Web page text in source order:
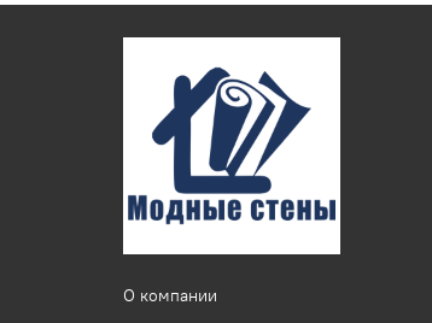
О компании